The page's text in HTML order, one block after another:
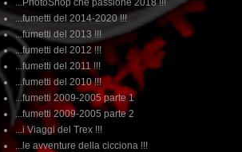
...PhotoShop che passione 2018 !!!
...fumetti del 2014-2020 !!!
...fumetti del 2013 !!!
...fumetti del 2012 !!!
...fumetti del 2011 !!!
...fumetti del 2010 !!!
...fumetti 2009-2005 parte 1
...fumetti 2009-2005 parte 2
...i Viaggi del Trex !!!
...le avventure della cicciona !!!